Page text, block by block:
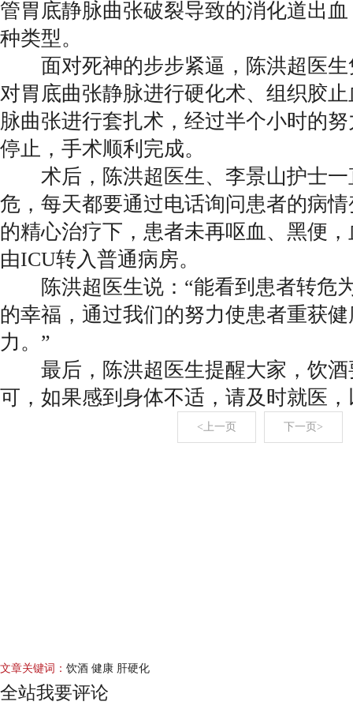
管胃底静脉曲张破裂导致的消化道出
种类型。
面对死神的步步紧逼，陈洪超医生
对胃底曲张静脉进行硬化术、组织胶
脉曲张进行套扎术，经过半个小时的
停止，手术顺利完成。
术后，陈洪超医生、李景山护士一
危，每天都要通过电话询问患者的病
的精心治疗下，患者未再呕血、黑便
由ICU转入普通病房。
陈洪超医生说：“能看到患者转危
的幸福，通过我们的努力使患者重获
力。”
最后，陈洪超医生提醒大家，饮酒
可，如果感到身体不适，请及时就医
<上一页 下一页>
文章关键词： 饮酒 健康 肝硬化
全站我要评论